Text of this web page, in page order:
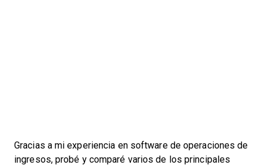
Gracias a mi experiencia en software de operaciones de
ingresos, probé y comparé varios de los principales